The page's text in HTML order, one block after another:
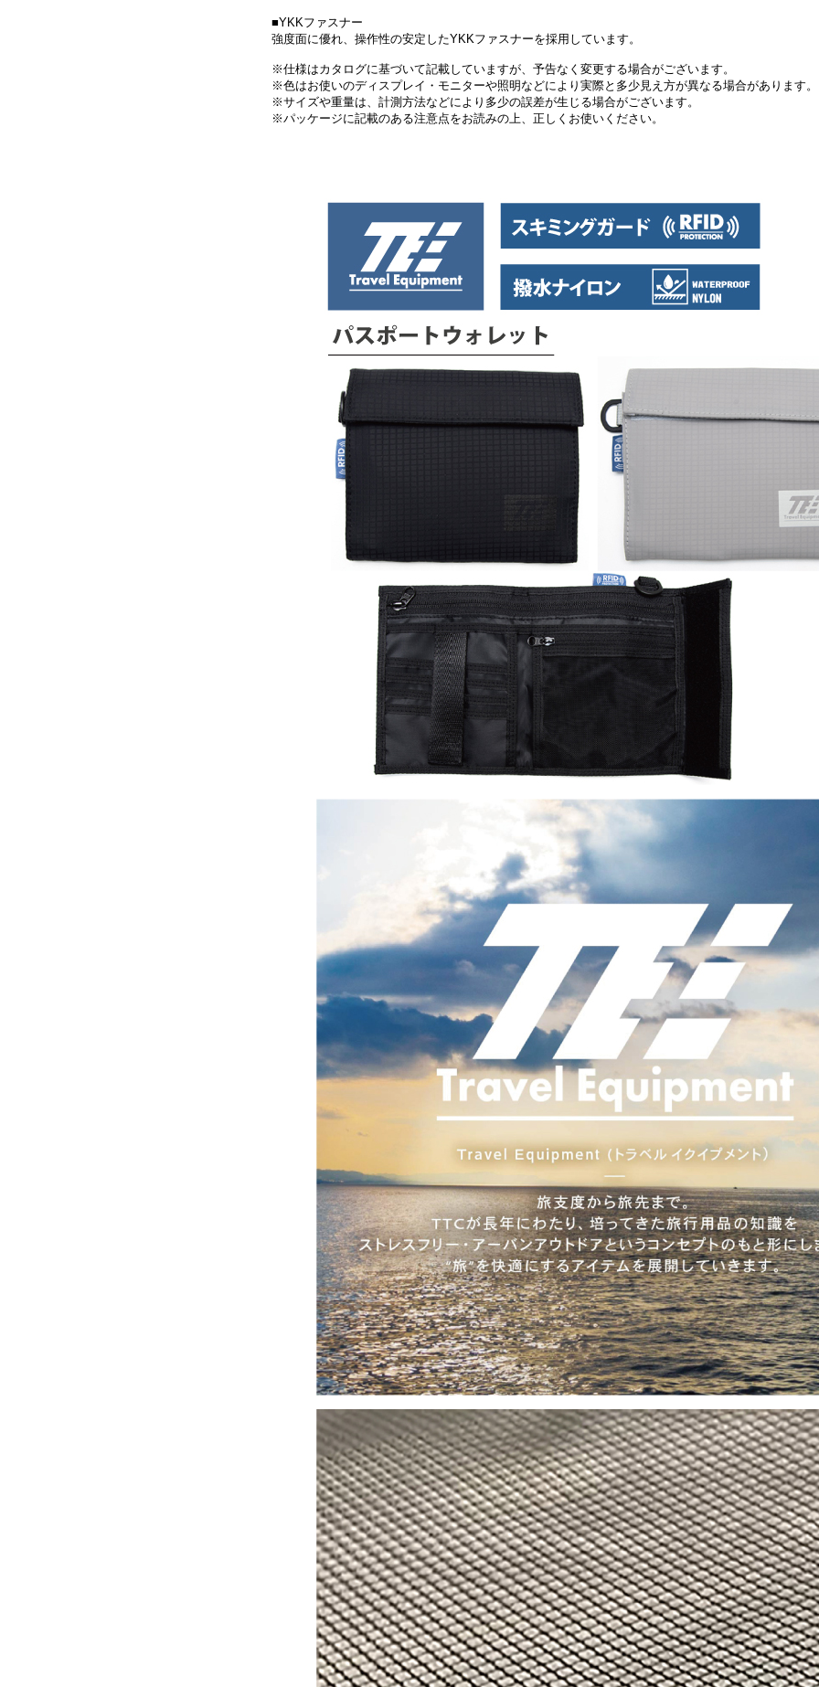
■YKKファスナー
強度面に優れ、操作性の安定したYKKファスナーを採用しています。
※仕様はカタログに基づいて記載していますが、予告なく変更する場合がございます。
※色はお使いのディスプレイ・モニターや照明などにより実際と多少見え方が異なる場合があります。
※サイズや重量は、計測方法などにより多少の誤差が生じる場合がございます。
※パッケージに記載のある注意点をお読みの上、正しくお使いください。